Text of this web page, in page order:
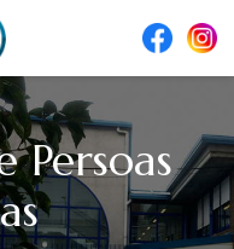
Persoas